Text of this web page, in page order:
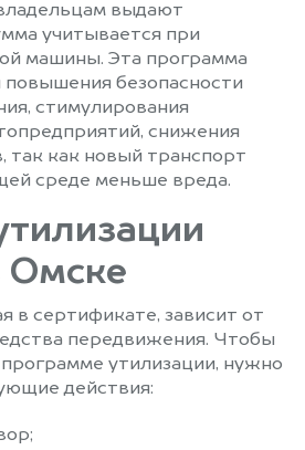
выдают
учитывается при
машины. Эта программа
повышения безопасности
стимулирования
снижения
так как новый транспорт
среде меньше вреда.
Омске
в сертификате, зависит от
передвижения. Чтобы
утилизации, нужно
действия: